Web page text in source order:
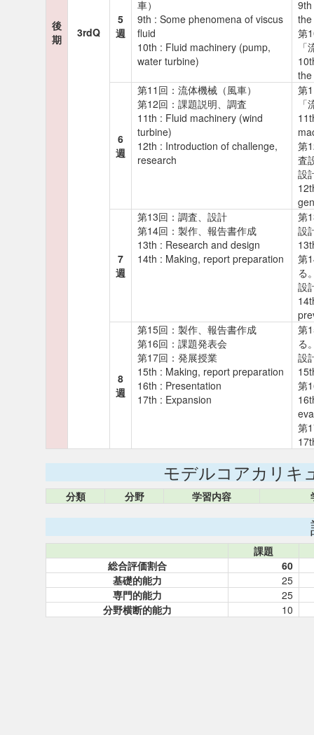
後
期
3rdQ
5
週
車）
9th : Some phenomena of viscus
fluid
10th : Fluid machinery (pump,
water turbine)
第
6
週
第11回：流体機械（風車）
第12回：課題説明、調査
11th : Fluid machinery (wind
turbine)
12th : Introduction of challenge,
research
第
第
査
設
7
週
第13回：調査、設計
第14回：製作、報告書作成
13th : Research and design
14th : Making, report preparation
第
設
第
る
設
8
週
第15回：製作、報告書作成
第16回：課題発表会
第17回：発展授業
15th : Making, report preparation
16th : Presentation
17th : Expansion
第
る
設
第
第
モデルコアカリキ
分類 分野 学習内容
課題
総合評価割合
60
基礎的能力
25
専門的能力
25
分野横断的能力
10